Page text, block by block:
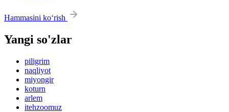
Hammasini ko‘rish
Yangi so'zlar
piligrim
naqliyot
miyongir
koturn
arlem
itehzoomuz